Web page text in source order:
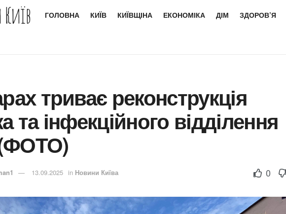
ГОЛОВНА КИЇВ КИЇВЩІНА ЕКОНОМІКА ДІМ ЗДОРОВ’Я
триває реконструкція
та інфекційного відділення
(ФОТО)
13.09.2025 in Новини Київа 0